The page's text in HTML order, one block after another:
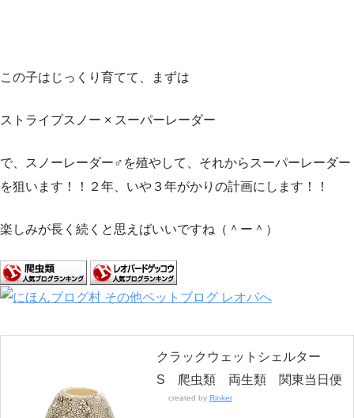
この子はじっくり育てて、まずは
ストライプスノー × スーパーレーダー
で、スノーレーダー♂を殖やして、それからスーパーレーダー
を狙います！！２年、いや３年がかりの計画にします！！
楽しみが長く続くと思えばいいですね（＾ー＾）
クラックウェットシェルター
S 爬虫類 両生類 関東当日便
created by Rinker